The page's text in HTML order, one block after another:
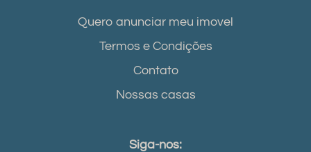
Quero anunciar meu imovel
Termos e Condições
Contato
Nossas casas
Siga-nos: